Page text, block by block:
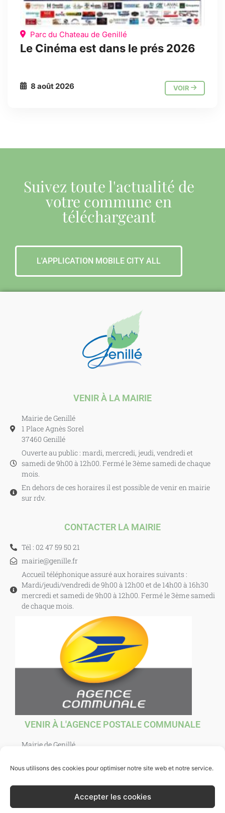
Nous utilisons des cookies pour optimiser notre site web et notre service.
Accepter les cookies
Parc du Chateau de Genillé
Le Cinéma est dans le prés 2026
8 août 2026 VOIR
Suivez toute l'actualité de
votre commune en
téléchargeant
L'APPLICATION MOBILE CITY ALL
VENIR À LA MAIRIE
Mairie de Genillé
1 Place Agnès Sorel
37460 Genillé
Ouverte au public : mardi, mercredi, jeudi, vendredi et
samedi de 9h00 à 12h00. Fermé le 3ème samedi de chaque
mois.
En dehors de ces horaires il est possible de venir en mairie
sur rdv.
CONTACTER LA MAIRIE
Tél : 02 47 59 50 21
mairie@genille.fr
Accueil téléphonique assuré aux horaires suivants :
Mardi/jeudi/vendredi de 9h00 à 12h00 et de 14h00 à 16h30
mercredi et samedi de 9h00 à 12h00. Fermé le 3ème samedi
de chaque mois.
VENIR À L'AGENCE POSTALE COMMUNALE
Mairie de Genillé
37460 Genillé